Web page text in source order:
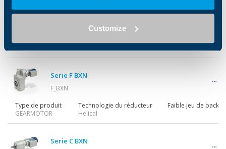
Customize
Serie A BXN
Faible jeu de
Serie F BXN
F_BXN
Type de produit
GEARMOTOR
Technologie du réducteur
Helical
Faible jeu de
Serie C BXN